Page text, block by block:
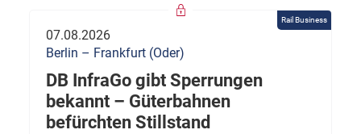
Rail Business
07.08.2026
Berlin – Frankfurt (Oder)
DB InfraGo gibt Sperrungen
bekannt – Güterbahnen
befürchten Stillstand